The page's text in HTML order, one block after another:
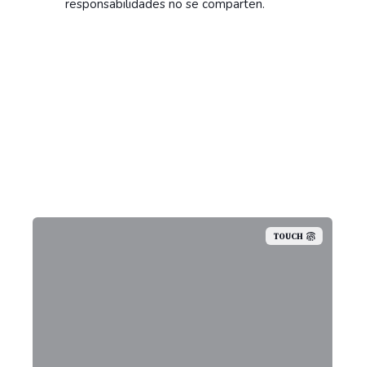
responsabilidades no se comparten.
TOUCH